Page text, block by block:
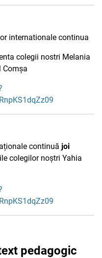
internationale continua
colegii nostri Melania
Comșa
continuă joi
colegilor noștri Yahia
pedagogic